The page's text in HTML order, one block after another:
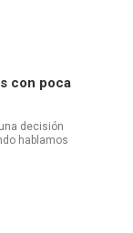
con poca
decisión
hablamos